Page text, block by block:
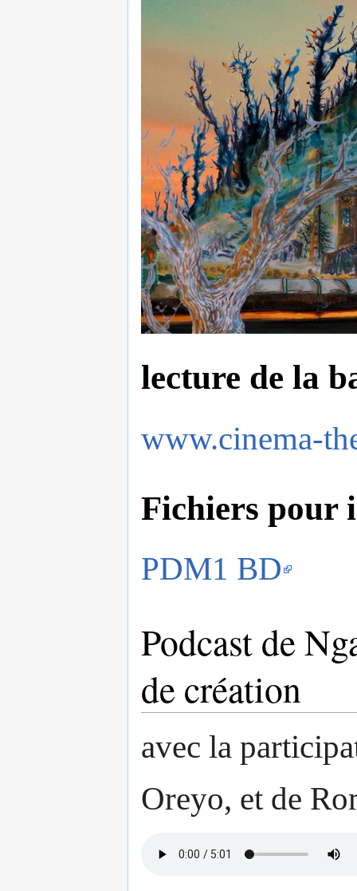
lecture de la
www.cinema-
Fichiers pour
PDM1 BD
Podcast de
de création
avec la
Oreyo, et de